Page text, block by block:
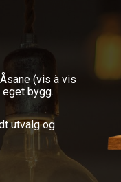
(vis à vis
bygg.
utvalg og